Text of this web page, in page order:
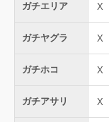
ガチエリア X
ガチヤグラ X
ガチホコ X
ガチアサリ X